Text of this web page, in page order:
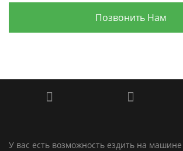
Позвонить Нам
У вас есть возможность ездить на